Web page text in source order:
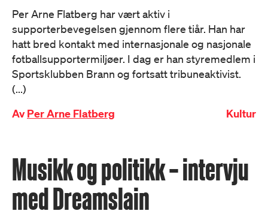
Per Arne Flatberg har vært aktiv i
supporterbevegelsen gjennom flere tiår. Han har
hatt bred kontakt med internasjonale og nasjonale
fotballsupportermiljøer. I dag er han styremedlem i
Sportsklubben Brann og fortsatt tribuneaktivist.
(...)
AvPer Arne Flatberg Kultur
Musikk og politikk – intervju
med Dreamslain